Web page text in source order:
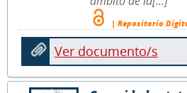
| Repositorio
Ver documento/s